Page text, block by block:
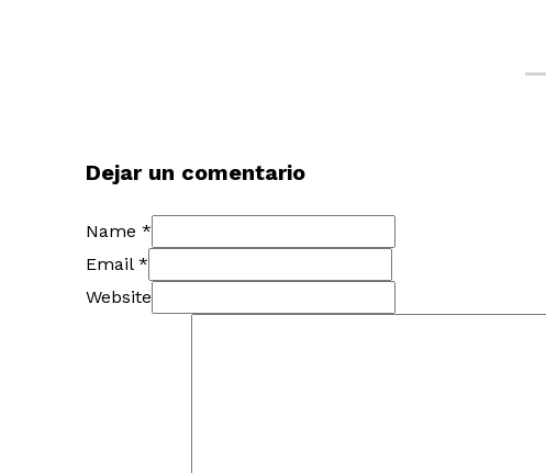
Dejar un comentario
Name *
Email *
Website